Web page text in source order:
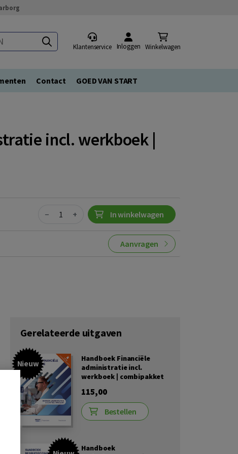
Klantenservice Inloggen Winkelwagen
Contact GOED VAN START
incl. werkboek |
Quantity
− + In winkelwagen
Aanvragen
Gerelateerde uitgaven
Nieuw
Handboek Financiële
administratie incl.
werkboek | combipakket
115,00
Bestellen
Handboek